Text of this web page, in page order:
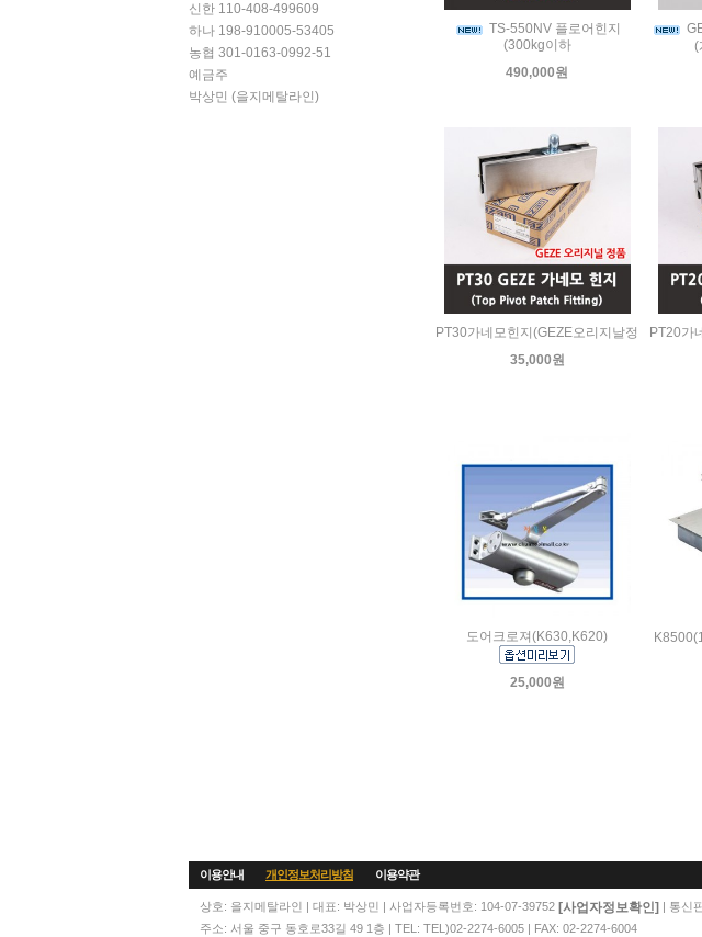
신한 110-408-499609
하나 198-910005-53405
농협 301-0163-0992-51
예금주
박상민 (을지메탈라인)
TS-550NV 플로어힌지
(300kg이하
490,000원
(
PT30가네모힌지(GEZE오리지날정
35,000원
PT20가
도어크로져(K630,K620)
25,000원
이용안내 개인정보처리방침 이용약관
상호: 을지메탈라인 | 대표: 박상민 | 사업자등록번호: 104-07-39752 [사업자정보확인]
| 통신
주소: 서울 중구 동호로33길 49 1층 | TEL: TEL)02-2274-6005 | FAX: 02-2274-6004